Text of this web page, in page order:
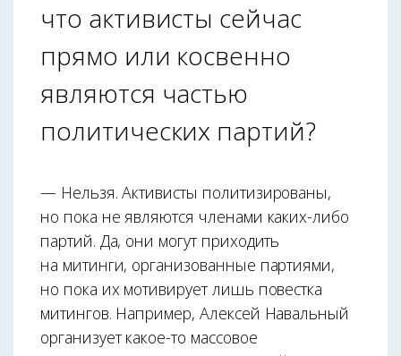
что активисты сейчас
прямо или косвенно
являются частью
политических партий?
— Нельзя. Активисты политизированы,
но пока не являются членами каких-либо
партий. Да, они могут приходить
на митинги, организованные партиями,
но пока их мотивирует лишь повестка
митингов. Например, Алексей Навальный
организует какое-то массовое